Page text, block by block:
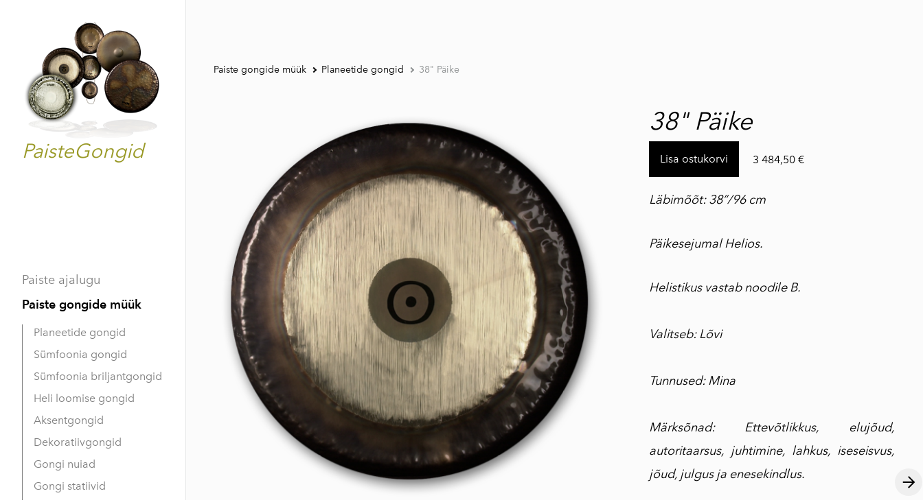
PaisteGongid
Paiste ajalugu
Paiste gongide müük
Planeetide gongid
Sümfoonia gongid
Sümfoonia briljantgongid
Heli loomise gongid
Aksentgongid
Dekoratiivgongid
Gongi nuiad
Gongi statiivid
Paiste gongide müük Planeetide gongid 38" Päike
38" Päike
Lisa ostukorvi 3 484,50 €
Läbimõõt: 38”/96 cm
Päikesejumal Helios.
Helistikus vastab noodile B.
Valitseb: Lõvi
Tunnused: Mina
Märksõnad: Ettevõtlikkus, elujõud,
autoritaarsus, juhtimine, lahkus, iseseisvus,
jõud, julgus ja enesekindlus.